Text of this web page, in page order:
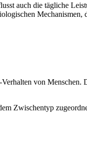
auch die tägliche
Mechanismen,
von Menschen.
Zwischentyp